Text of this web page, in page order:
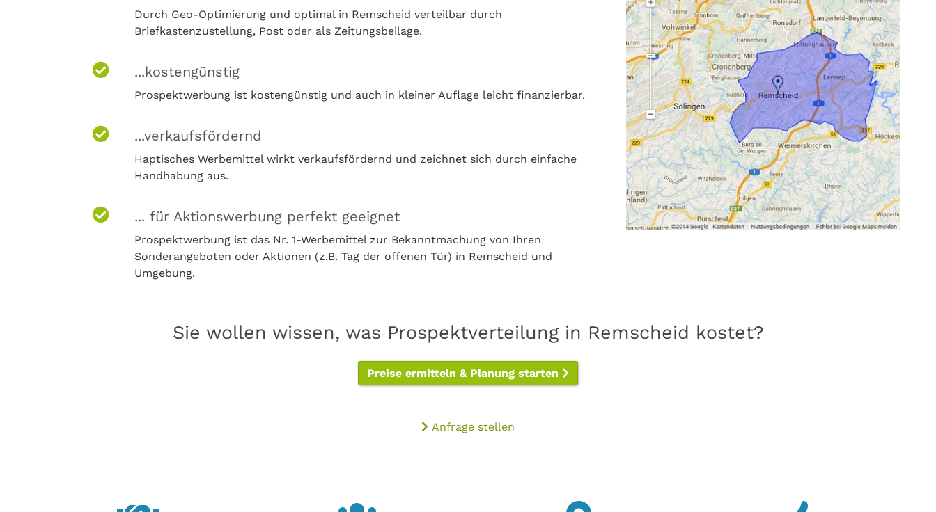
Durch Geo-Optimierung und optimal in Remscheid verteilbar durch
Briefkastenzustellung, Post oder als Zeitungsbeilage.
...kostengünstig
Prospektwerbung ist kostengünstig und auch in kleiner Auflage leicht finanzierbar.
...verkaufsfördernd
Haptisches Werbemittel wirkt verkaufsfördernd und zeichnet sich durch einfache
Handhabung aus.
... für Aktionswerbung perfekt geeignet
Prospektwerbung ist das Nr. 1-Werbemittel zur Bekanntmachung von Ihren
Sonderangeboten oder Aktionen (z.B. Tag der offenen Tür) in Remscheid und
Umgebung.
Sie wollen wissen, was Prospektverteilung in Remscheid kostet?
Preise ermitteln & Planung starten
Anfrage stellen